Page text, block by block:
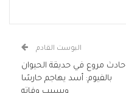
البوست القادم
حادث مروع في حديقة الحيوان
بالفيوم: أسد يهاجم حارسًا